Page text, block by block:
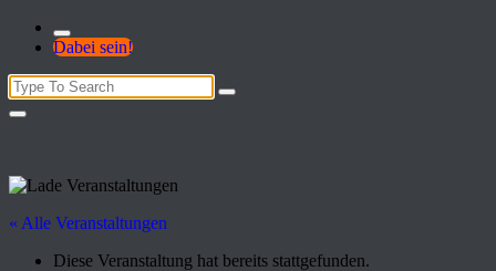
Dabei sein!
Search
for:
« Alle Veranstaltungen
Diese Veranstaltung hat bereits stattgefunden.